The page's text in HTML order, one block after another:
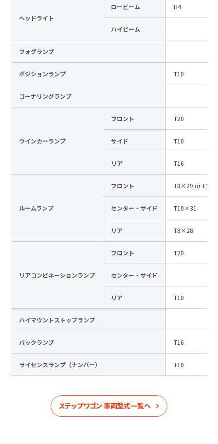
日本語 English 中文
製品検索
全て
VFHY1104P、LLF0111A、ULR4B、SL035
ヘッドライト
ロービーム H4
ハイビーム
フォグランプ
ポジションランプ T10
コーナリングランプ
ウインカーランプ
フロント T20
サイド T10
リア T16
ルームランプ
フロント T8×29 or T10
センター・サイド T10×31
リア T8×28
リアコンビネーションランプ
フロント T20
センター・サイド
リア T10
ハイマウントストップランプ
バックランプ T16
ライセンスランプ（ナンバー） T10
ステップワゴン 車両型式一覧へ